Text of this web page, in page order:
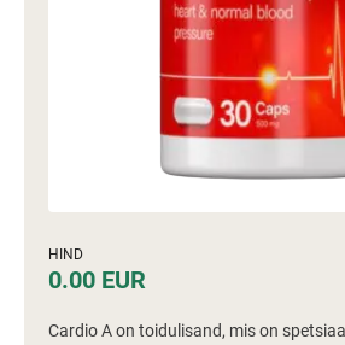
HIND
0.00 EUR
Cardio A on toidulisand, mis on